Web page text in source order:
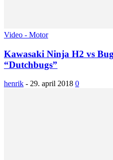
Video - Motor
Kawasaki Ninja H2 vs
“Dutchbugs”
henrik - 29. april 2018 0